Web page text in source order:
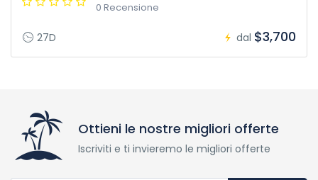
0 Recensione
27D dal $3,700
Ottieni le nostre migliori offerte
Iscriviti e ti invieremo le migliori offerte